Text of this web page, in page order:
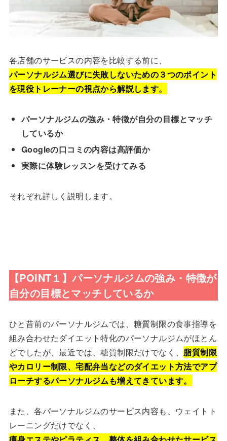
各店舗のサービスの内容を比較する前に、
パーソナルジム選びに失敗しないための３つのポイント
を現役トレーナーの視点から解説します。
パーソナルジムの強み・特徴が自分の目標とマッチ
しているか
Googleの口コミの内容は高評価か
実際に体験レッスンを受けてみる
それぞれ詳しく説明します。
【POINT１】パーソナルジムの強み・特徴が
自分の目標とマッチしているか
ひと昔前のパーソナルジムでは、糖質制限の食事指導を
組み合わせたダイエット特化のパーソナルジムがほとん
どでしたが、最近では、糖質制限だけでなく、 脂質制限
やカロリー制限、宅配弁当などのダイエット方法でアプ
ローチするパーソナルジムも増えてきています。
また、各パーソナルジムのサービス内容も、ウェイトト
レーニングだけでなく、